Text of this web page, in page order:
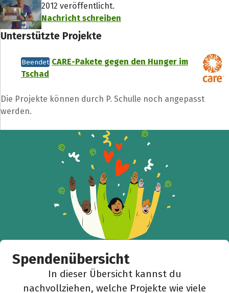
2012 veröffentlicht.
Nachricht schreiben
Unterstützte Projekte
Beendet CARE-Pakete gegen den Hunger im
Tschad
Die Projekte können durch P. Schulle noch angepasst
werden.
Spendenübersicht
In dieser Übersicht kannst du
nachvollziehen, welche Projekte wie viele